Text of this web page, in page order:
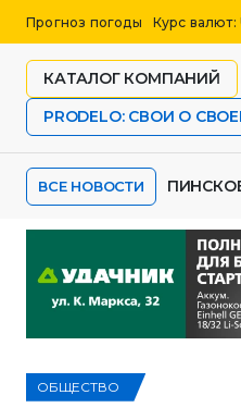
Прогноз погоды Курс валют:
КАТАЛОГ КОМПАНИЙ
PRODELO: СВОИ О
ВСЕ НОВОСТИ ПИНСК
ОБЩЕСТВО